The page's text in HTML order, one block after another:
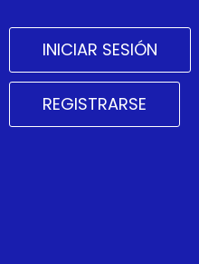
INICIAR SESIÓN
REGISTRARSE